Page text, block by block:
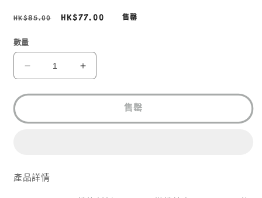
檔
1
定
HK$85.00
售
HK$77.00 售罄
數量
IZE
KEYRACK
KLK-
量
NITE
IZE
KEYRACK
LOCKER
KLK-
售罄
產品詳情